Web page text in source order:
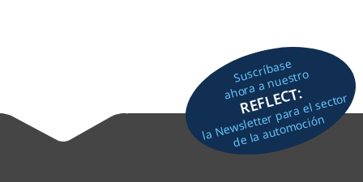
Suscríbase
ahora a nuestro
REFLECT:
la Newsletter para el sector
de la automoción